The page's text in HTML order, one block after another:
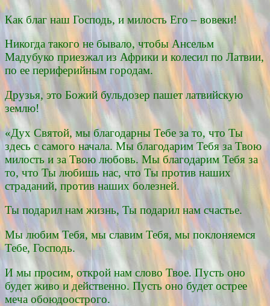
Как благ наш Господь, и милость Его – вовеки!
Никогда такого не бывало, чтобы Ансельм
Мадубуко приезжал из Африки и колесил по Латвии,
по ее периферийным городам.
Друзья, это Божий бульдозер пашет латвийскую
землю!
«Дух Святой, мы благодарны Тебе за то, что Ты
здесь с самого начала. Мы благодарим Тебя за Твою
милость и за Твою любовь. Мы благодарим Тебя за
то, что Ты любишь нас, что Ты против наших
страданий, против наших болезней.
Ты подарил нам жизнь, Ты подарил нам счастье.
Мы любим Тебя, мы славим Тебя, мы поклоняемся
Тебе, Господь.
И мы просим, открой нам слово Твое. Пусть оно
будет живо и действенно. Пусть оно будет острее
меча обоюдоострого.